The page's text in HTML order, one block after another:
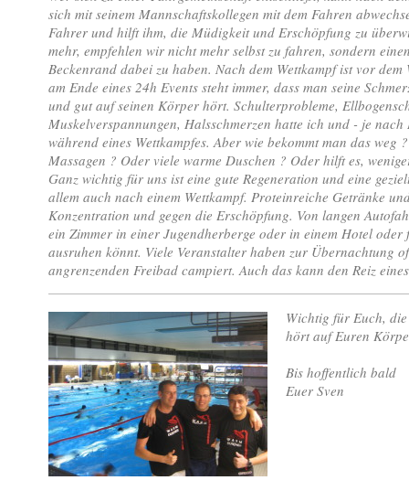
sich mit seinem Mannschaftskollegen mit dem Fahren
Fahrer und hilft ihm, die Müdigkeit und Erschöpfung zu
mehr, empfehlen wir nicht mehr selbst zu fahren, sondern
Beckenrand dabei zu haben. Nach dem Wettkampf ist vor
am Ende eines 24h Events steht immer, dass man seine
und gut auf seinen Körper hört. Schulterprobleme,
Muskelverspannungen, Halsschmerzen hatte ich und - je
während eines Wettkampfes. Aber wie bekommt man das weg
Massagen ? Oder viele warme Duschen ? Oder hilft es,
Ganz wichtig für uns ist eine gute Regeneration und eine
allem auch nach einem Wettkampf. Proteinreiche Getränke
Konzentration und gegen die Erschöpfung. Von langen
ein Zimmer in einer Jugendherberge oder in einem Hotel
ausruhen könnt. Viele Veranstalter haben zur Übernachtung
angrenzenden Freibad campiert. Auch das kann den Reiz
Wichtig für Euch,
hört auf Euren
Bis hoffentlich bald
Euer Sven